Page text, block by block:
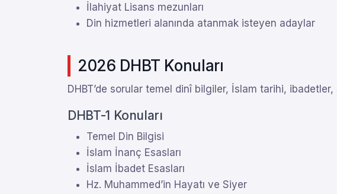
İlahiyat Lisans mezunları
Din hizmetleri alanında atanmak isteyen adaylar
2026 DHBT Konuları
DHBT’de sorular temel dinî bilgiler, İslam tarihi,
DHBT-1 Konuları
Temel Din Bilgisi
İslam İnanç Esasları
İslam İbadet Esasları
Hz. Muhammed’in Hayatı ve Siyer